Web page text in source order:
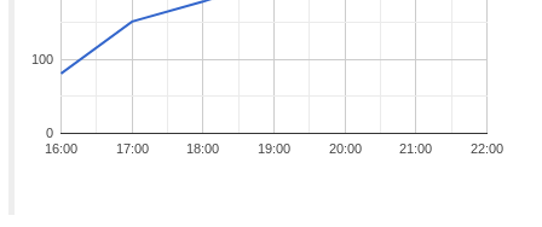
16:00 17:00 18:00 19:00 20:00 21:00 22:00
0
100